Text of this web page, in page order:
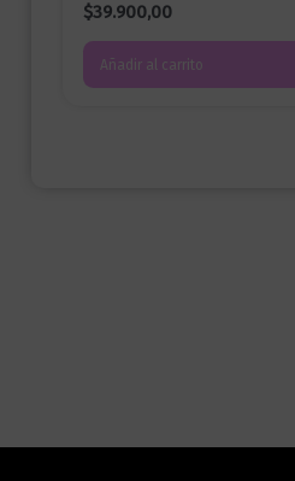
$39.900,00
Añadir al carrito